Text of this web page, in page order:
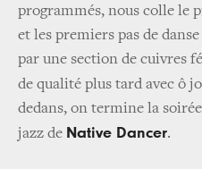
programmés, nous colle le
et les premiers pas de
par une section de cuivres
de qualité plus tard avec ô
dedans, on termine la
jazz de Native Dancer.